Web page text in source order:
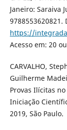
Janeiro: Saraiva
9788553620821.
https://
Acesso em: 20
CARVALHO,
Guilherme
Provas Ilícitas
Iniciação
2019, São Paulo.